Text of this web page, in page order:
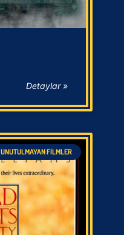
Detaylar »
UNUTULMAYAN FILMLER